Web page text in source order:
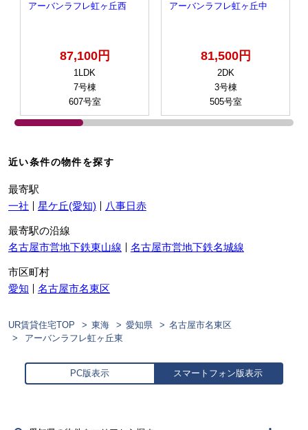
アーバンラフレ虹ヶ丘西
87,100円
1LDK
7号棟
607号室
アーバンラフレ虹ヶ丘中
81,500円
2DK
3号棟
505号室
近い条件の物件を探す
最寄駅
一社
星ケ丘(愛知) 八事日赤
最寄駅の沿線
名古屋市営地下鉄東山線
名古屋市営地下鉄名城線
市区町村
愛知
名古屋市名東区
UR賃貸住宅TOP 東海 愛知県
名古屋市名東区
アーバンラフレ虹ヶ丘東
PC版表示 スマートフォン版表示